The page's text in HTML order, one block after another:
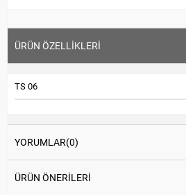
ÜRÜN ÖZELLIKLERI
TS 06
YORUMLAR(0)
ÜRÜN ÖNERILERI